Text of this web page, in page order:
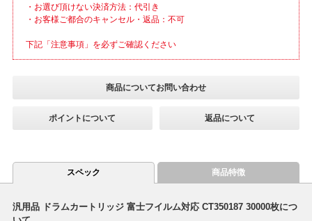
・お選び頂けない決済方法：代引き
・お客様ご都合のキャンセル・返品：不可
下記「注意事項」を必ずご確認ください
商品についてお問い合わせ
ポイントについて 返品について
スペック 商品特徴
汎用品 ドラムカートリッジ 富士フイルム対応 CT350187 30000枚につ